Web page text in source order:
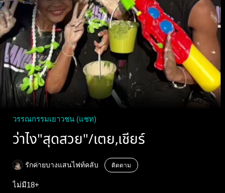
วรรณกรรมเยาวชน (แชท)
ว่าไง"สุดสวย"/เตย,เชียร์
รักค่ายบางแสนไฟท์คลับ ติดตาม
ไม่มี18+